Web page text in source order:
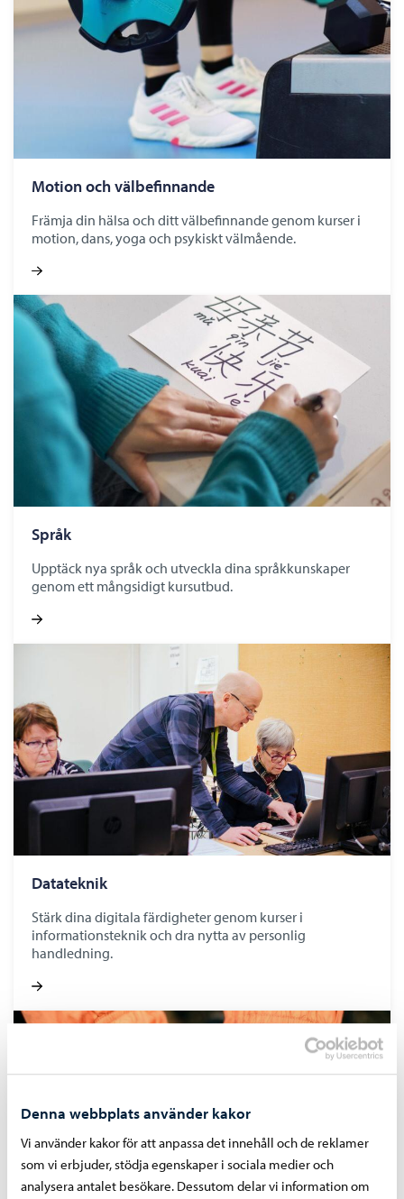
Denna webbplats använder kakor
Vi använder kakor för att anpassa det innehåll och de reklamer
som vi erbjuder, stödja egenskaper i sociala medier och
analysera antalet besökare. Dessutom delar vi information om
Motion och välbefinnande
Främja din hälsa och ditt välbefinnande genom kurser i
motion, dans, yoga och psykiskt välmående.
Språk
Upptäck nya språk och utveckla dina språkkunskaper
genom ett mångsidigt kursutbud.
Datateknik
Stärk dina digitala färdigheter genom kurser i
informationsteknik och dra nytta av personlig
handledning.